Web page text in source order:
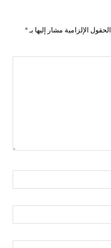
الحقول الإلزامية مشار إليها بـ*